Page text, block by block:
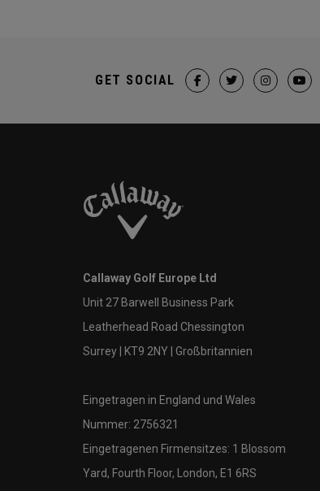
GET SOCIAL
Callaway Golf Europe Ltd
Unit 27 Barwell Business Park
Leatherhead Road Chessington
Surrey | KT9 2NY | Großbritannien
Eingetragen in England und Wales
Nummer: 2756321
Eingetragenen Firmensitzes: 1 Blossom
Yard, Fourth Floor, London, E1 6RS